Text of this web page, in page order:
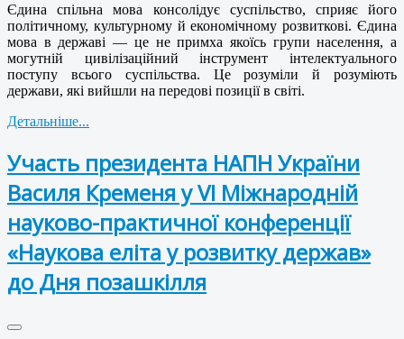
Єдина спільна мова консолідує суспільство, сприяє його
політичному, культурному й економічному розвиткові. Єдина
мова в державі — це не примха якоїсь групи населення, а
могутній цивілізаційний інструмент інтелектуального
поступу всього суспільства. Це розуміли й розуміють
держави, які вийшли на передові позиції в світі.
Детальніше...
Участь президента НАПН України
Василя Кременя у VІ Міжнародній
науково-практичної конференції
«Наукова еліта у розвитку держав»
до Дня позашкілля